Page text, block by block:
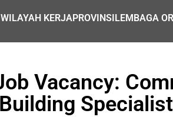
WILAYAH KERJAPROVINSILEMBAGA
Vacancy:
Building Specialist